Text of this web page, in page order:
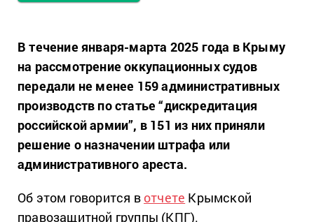
В течение января-марта 2025 года в Крыму
на рассмотрение оккупационных судов
передали не менее 159 административных
производств по статье “дискредитация
российской армии”, в 151 из них приняли
решение о назначении штрафа или
административного ареста.
Об этом говорится в отчете Крымской
правозащитной группы (КПГ).